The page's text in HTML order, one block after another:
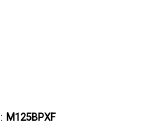
M125BPXF